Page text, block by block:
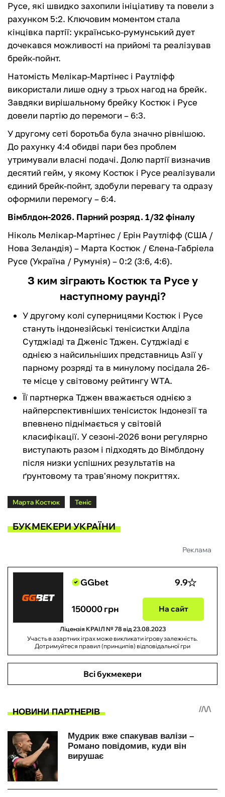
Русе, які швидко захопили ініціативу та повели з
рахунком 5:2. Ключовим моментом стала
кінцівка партії: українсько-румунський дует
дочекався можливості на прийомі та реалізував
брейк-пойнт.
Натомість Мелікар-Мартінес і Раутліфф
використали лише одну з трьох нагод на брейк.
Завдяки вирішальному брейку Костюк і Русе
довели партію до перемоги – 6:3.
У другому сеті боротьба була значно рівнішою.
До рахунку 4:4 обидві пари без проблем
утримували власні подачі. Долю партії визначив
десятий гейм, у якому Костюк і Русе реалізували
єдиний брейк-пойнт, здобули перевагу та одразу
оформили перемогу – 6:4.
Вімблдон-2026. Парний розряд. 1/32 фіналу
Ніколь Мелікар-Мартінес / Ерін Раутліфф (США /
Нова Зеландія) – Марта Костюк / Єлена-Габріела
Русе (Україна / Румунія) – 0:2 (3:6, 4:6).
З ким зіграють Костюк та Русе у
наступному раунді?
У другому колі суперницями Костюк і Русе
стануть індонезійські тенісистки Алділа
Сутджіаді та Дженіс Тджен. Сутджіаді є
однією з найсильніших представниць Азії у
парному розряді та в минулому посідала 26-
те місце у світовому рейтингу WTA.
Її партнерка Тджен вважається однією з
найперспективніших тенісисток Індонезії та
впевнено піднімається у світовій
класифікації. У сезоні-2026 вони регулярно
виступають разом і підходять до Вімблдону
після низки успішних результатів на
ґрунтовому та трав'яному покриттях.
Марта Костюк Теніс
БУКМЕКЕРИ УКРАЇНИ
Реклама
GGbet 9.9
150000 грн На сайт
Ліцензія КРАІЛ № 78 від 23.08.2023
Участь в азартних іграх може викликати ігрову залежність.
Дотримуйтеся правил (принципів) відповідальної гри
Всі букмекери